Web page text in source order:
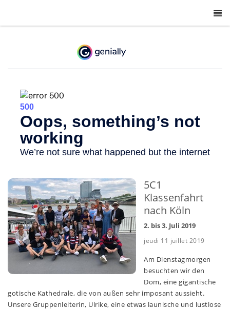
5C1
Klassenfahrt
nach Köln
2. bis 3. Juli 2019
jeudi 11 juillet 2019
Am Dienstagmorgen
besuchten wir den
Dom, eine gigantische
gotische Kathedrale, die von außen sehr imposant aussieht.
Unsere Gruppenleiterin, Ulrike, eine etwas launische und lustlose